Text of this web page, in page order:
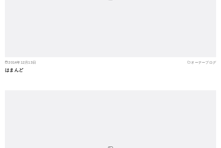
2014年12月13日 オーナーブログ
はまんど